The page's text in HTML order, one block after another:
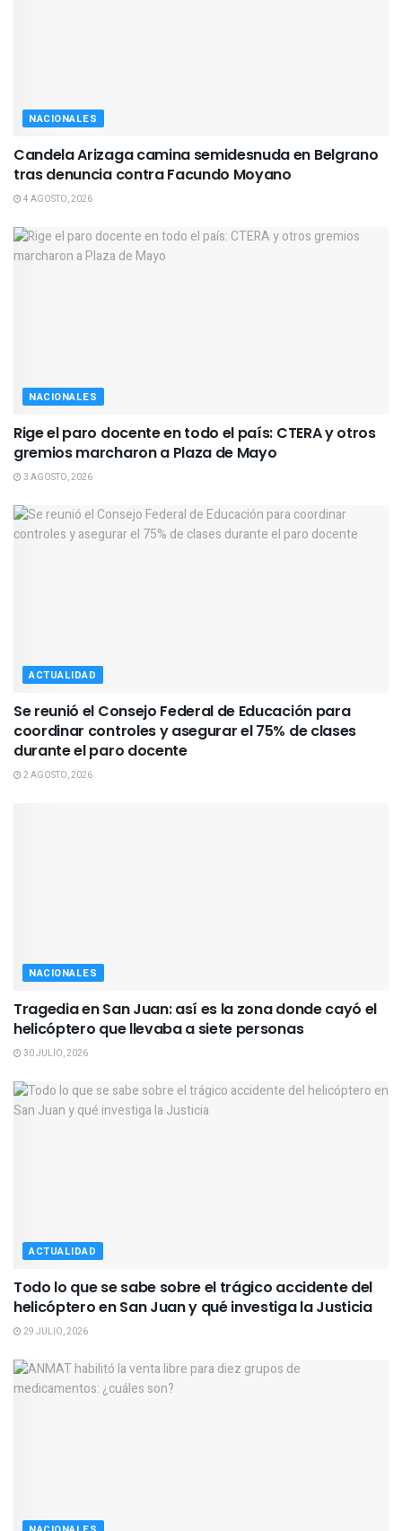
NACIONALES
Candela Arizaga camina semidesnuda en Belgrano
tras denuncia contra Facundo Moyano
4 AGOSTO, 2026
NACIONALES
Rige el paro docente en todo el país: CTERA y otros
gremios marcharon a Plaza de Mayo
3 AGOSTO, 2026
ACTUALIDAD
Se reunió el Consejo Federal de Educación para
coordinar controles y asegurar el 75% de clases
durante el paro docente
2 AGOSTO, 2026
NACIONALES
Tragedia en San Juan: así es la zona donde cayó el
helicóptero que llevaba a siete personas
30 JULIO, 2026
ACTUALIDAD
Todo lo que se sabe sobre el trágico accidente del
helicóptero en San Juan y qué investiga la Justicia
29 JULIO, 2026